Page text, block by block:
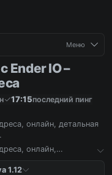
Меню
Ender IO –
17:15последний пинг
онлайн, детальная
онлайн,
1.12